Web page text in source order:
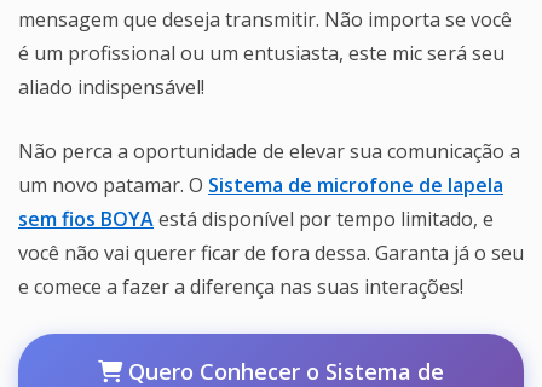
mensagem que deseja transmitir. Não importa se você
é um profissional ou um entusiasta, este mic será seu
aliado indispensável!
Não perca a oportunidade de elevar sua comunicação a
um novo patamar. O Sistema de microfone de lapela
sem fios BOYAestá disponível por tempo limitado, e
você não vai querer ficar de fora dessa. Garanta já o seu
e comece a fazer a diferença nas suas interações!
Quero Conhecer o Sistema de